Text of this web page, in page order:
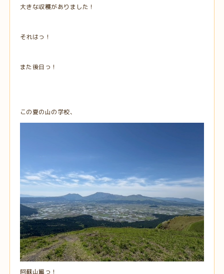
大きな収穫がありました！
それはっ！
また後日っ！
この夏の山の学校、
阿蘇山編っ！